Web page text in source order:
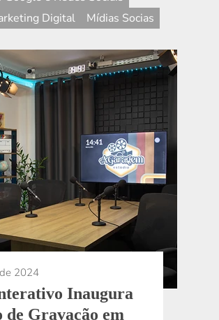
2024
Inaugura
de Gravação em